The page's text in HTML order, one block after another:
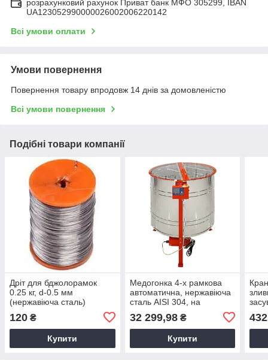
розрахунковий рахунок Приват банк МФО 305299, IBAN
UA123052990000026002006220142
Всі умови оплати
Умови повернення
Повернення товару впродовж 14 днів за домовленістю
Всі умови повернення
Подібні товари компанії
Дріт для бджолорамок
0.25 кг, d-0.5 мм
(нержавіюча сталь)
120 ₴
Купити
Медогонка 4-х рамкова
автоматична, нержавіюча
сталь AISI 304, на
32 299,98₴
Купити
432